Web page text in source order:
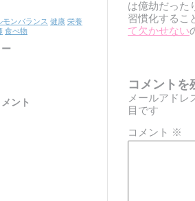
は億劫だった
習慣化するこ
て欠かせない
コメントを
メールアドレ
目です
コメント
※
モンバランス 健康 栄養
食べ物
ント